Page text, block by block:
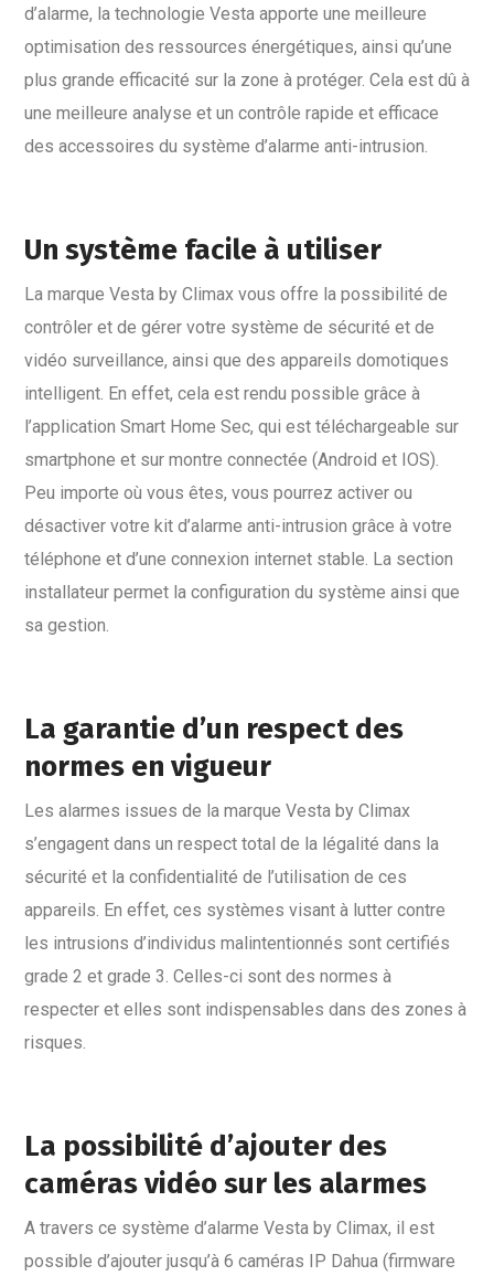
d’alarme, la technologie Vesta apporte une meilleure
optimisation des ressources énergétiques, ainsi qu’une
plus grande efficacité sur la zone à protéger. Cela est dû à
une meilleure analyse et un contrôle rapide et efficace
des accessoires du système d’alarme anti-intrusion.
Un système facile à utiliser
La marque Vesta by Climax vous offre la possibilité de
contrôler et de gérer votre système de sécurité et de
vidéo surveillance, ainsi que des appareils domotiques
intelligent. En effet, cela est rendu possible grâce à
l’application Smart Home Sec, qui est téléchargeable sur
smartphone et sur montre connectée (Android et IOS).
Peu importe où vous êtes, vous pourrez activer ou
désactiver votre kit d’alarme anti-intrusion grâce à votre
téléphone et d’une connexion internet stable. La section
installateur permet la configuration du système ainsi que
sa gestion.
La garantie d’un respect des
normes en vigueur
Les alarmes issues de la marque Vesta by Climax
s’engagent dans un respect total de la légalité dans la
sécurité et la confidentialité de l’utilisation de ces
appareils. En effet, ces systèmes visant à lutter contre
les intrusions d’individus malintentionnés sont certifiés
grade 2 et grade 3. Celles-ci sont des normes à
respecter et elles sont indispensables dans des zones à
risques.
La possibilité d’ajouter des
caméras vidéo sur les alarmes
A travers ce système d’alarme Vesta by Climax, il est
possible d’ajouter jusqu’à 6 caméras IP Dahua (firmware